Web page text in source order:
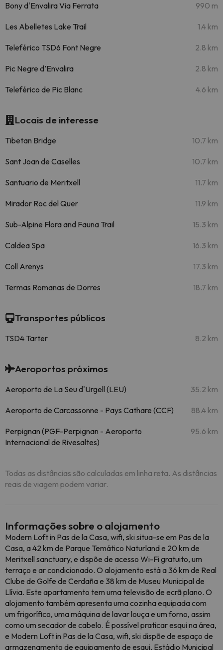
Bony d'Envalira Via Ferrata 990 m
Les Abelletes Lake Trail 1.4 km
Teleférico TSD6 Font Negre 2.8 km
Pic Negre d’Envalira 2.8 km
Teleférico de Pic Blanc 4.6 km
Locais de interesse
Tibetan Bridge 10.7 km
Sant Joan de Caselles 10.7 km
Santuario de Meritxell 11.7 km
Mirador Roc del Quer 11.9 km
Sub-Alpine Flora and Fauna Trail 15.3 km
Caldea Spa 16.3 km
Coll Arenys 17.3 km
Termas Romanas de Dorres 18.7 km
Transportes públicos
TSD4 Tarter 8.2 km
Aeroportos próximos
Aeroporto de La Seu d'Urgell (LEU) 35.2 km
Aeroporto de Carcassonne - Pays Cathare (CCF) 88.4 km
Perpignan (PGF-Perpignan - Aeroporto
Internacional de Rivesaltes)
95.6 km
Todas as distâncias são calculadas em linha reta. As distâncias
reais de viagem podem variar.
Informações sobre o alojamento
Modern Loft in Pas de la Casa, wifi, ski situa-se em Pas de la
Casa, a 42 km de Parque Temático Naturland e 20 km de
Meritxell sanctuary, e dispõe de acesso Wi-Fi gratuito, um
terraço e ar condicionado. O alojamento está a 36 km de Real
Clube de Golfe de Cerdaña e 38 km de Museu Municipal de
Llívia. Este apartamento tem uma televisão de ecrã plano. O
alojamento também apresenta uma cozinha equipada com
um frigorífico, uma máquina de lavar louça e um forno, assim
como um secador de cabelo. É possível praticar esqui na área,
e Modern Loft in Pas de la Casa, wifi, ski dispõe de espaço de
armazenamento de equipamento de esqui. Estádio Municipal